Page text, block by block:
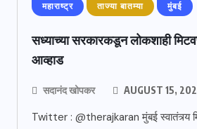
महाराष्ट्र ताज्या बातम्या मुंबई
सध्याच्या सरकारकडून लोकशाही
आव्हाड
सदानंद खोपकर AUGUST 15,
Twitter : @therajkaran मुंबई स्वातंत्र्य